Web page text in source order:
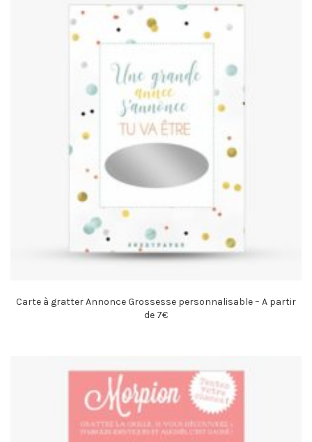
Carte à gratter Annonce Grossesse personnalisable – A partir
de 7€